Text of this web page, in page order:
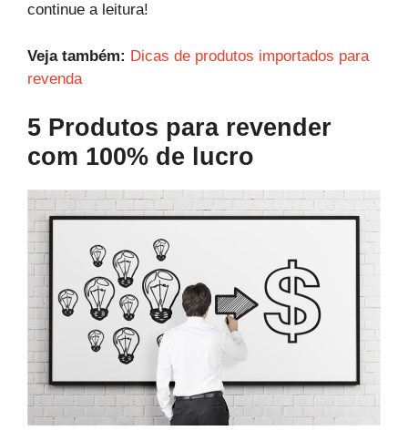
continue a leitura!
Veja também: Dicas de produtos importados para
revenda
5 Produtos para revender
com 100% de lucro